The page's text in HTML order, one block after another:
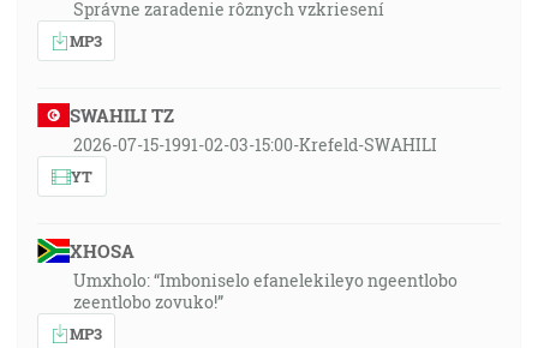
Správne zaradenie rôznych vzkriesení
MP3
SWAHILI TZ
2026-07-15-1991-02-03-15:00-Krefeld-SWAHILI
YT
XHOSA
Umxholo: “Imboniselo efanelekileyo ngeentlobo
zeentlobo zovuko!”
MP3